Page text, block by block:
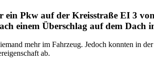
ein Pkw auf der Kreisstraße EI 3
einem Überschlag auf dem Dach
mehr im Fahrzeug. Jedoch konnten in
ab.